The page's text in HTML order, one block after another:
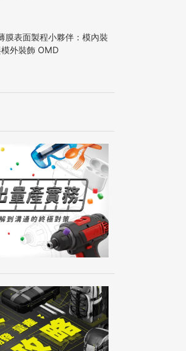
膜表面製程小夥伴：模內裝
外裝飾 OMD